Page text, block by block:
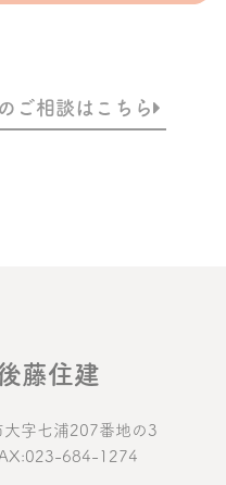
ご相談はこちら
藤住建
字七浦207番地の3
684-1274